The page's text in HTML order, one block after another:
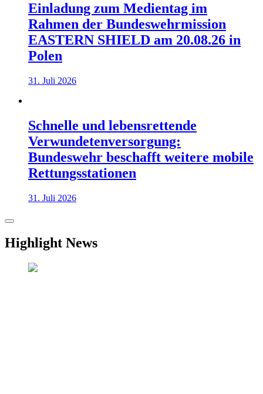
Einladung zum Medientag im
Rahmen der Bundeswehrmission
EASTERN SHIELD am 20.08.26 in
Polen
31. Juli 2026
Schnelle und lebensrettende
Verwundetenversorgung:
Bundeswehr beschafft weitere mobile
Rettungsstationen
31. Juli 2026
Highlight News